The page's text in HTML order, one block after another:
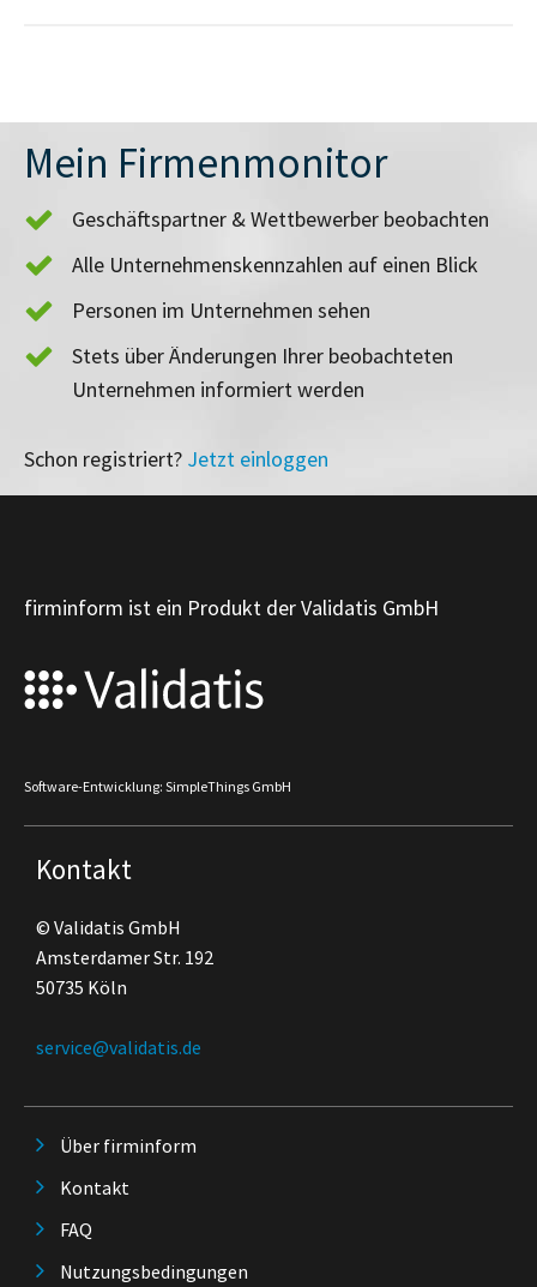
Mein Firmenmonitor
Geschäftspartner & Wettbewerber beobachten
Alle Unternehmenskennzahlen auf einen Blick
Personen im Unternehmen sehen
Stets über Änderungen Ihrer beobachteten
Unternehmen informiert werden
Schon registriert? Jetzt einloggen
firminform ist ein Produkt der Validatis GmbH
Software-Entwicklung: SimpleThings GmbH
Kontakt
© Validatis GmbH
Amsterdamer Str. 192
50735 Köln
service@validatis.de
Über firminform
Kontakt
FAQ
Nutzungsbedingungen